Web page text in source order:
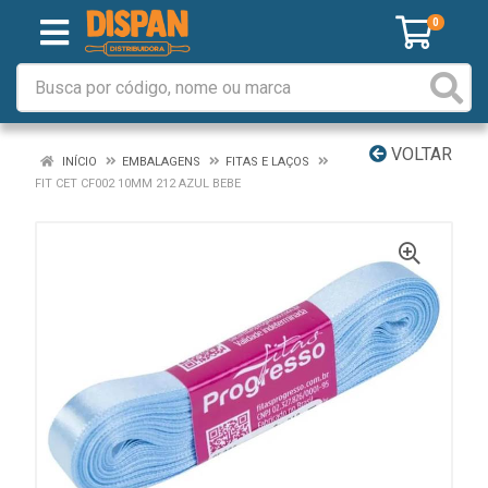
0
VOLTAR
INÍCIO EMBALAGENS
FITAS E LAÇOS
FIT CET CF002 10MM 212 AZUL BEBE